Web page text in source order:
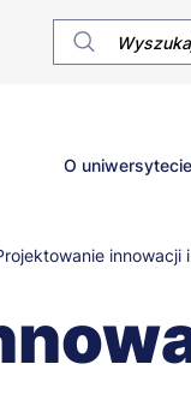
menu
O uniwersytecie
innowacji